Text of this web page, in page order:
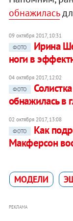
обнажилась
09 октября 2017, 10:31
ФОТО
Ирина
ноги в
04 октября 2017, 12:02
ФОТО
обнажилась в
02 октября 2017, 13:08
ФОТО
Как
Макферсон
МОДЕЛИ
РЕКЛАМА